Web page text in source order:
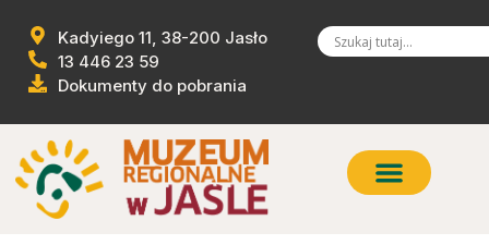
Kadyiego 11, 38-200 Jasło
13 446 23 59
Dokumenty do pobrania